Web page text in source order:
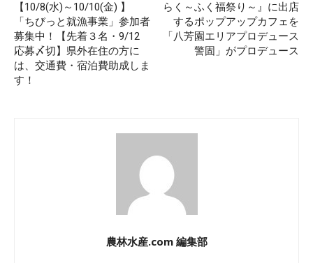
【10/8(水)～10/10(金) 】
「ちびっと就漁事業」参加者
募集中！【先着３名・9/12
応募〆切】県外在住の方に
は、交通費・宿泊費助成しま
す！
らく～ふく福祭り～』に出店
するポップアップカフェを
「八芳園エリアプロデュース
警固」がプロデュース
農林水産.com 編集部